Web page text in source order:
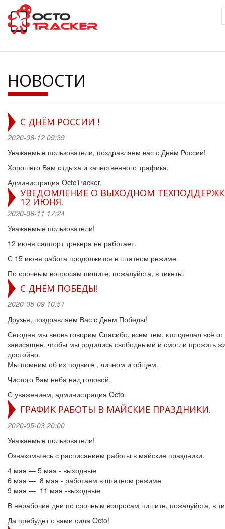
Перейти
основному
содержанию
НОВОСТИ
С ДНЁМ РОССИИ !
2020-06-12 09:39
Уважаемые пользователи, поздравляем вас с Днём России!
Хорошего Вам отдыха и качественного трафика.
Администрация OctoTracker.
УВЕДОМЛЕНИЕ О ВЫХОДНОМ
12 ИЮНЯ.
2020-06-11 17:24
Уважаемые пользователи!
12 июня саппорт трекера не работает.
С 15 июня работа продолжится в штатном режиме.
По срочным вопросам пишите, пожалуйста, в тикеты.
С ДНЁМ ПОБЕДЫ!
2020-05-09 10:51
Друзья, поздравляем Вас с Днём Победы!
Сегодня мы вновь говорим Спасибо, всем тем, кто сделал всё
зависящее, чтобы мы родились свободными и смогли прожить
достойно.
Мы помним об их подвиге , личном и общем.
Чистого Вам неба над головой.
С уважением, администрация Octo.
ГРАФИК РАБОТЫ В МАЙСКИЕ ПРАЗДНИКИ.
2020-05-03 20:00
Уважаемые пользователи!
Ознакомьтесь с расписанием работы в майские праздники.
4 мая — 5 мая - выходные
6 мая — 8 мая - работаем в штатном режиме
9 мая — 11 мая -выходные
В нерабочие дни по срочным вопросам пишите, пожалуйста, в
Да пребудет с вами сила Octo!